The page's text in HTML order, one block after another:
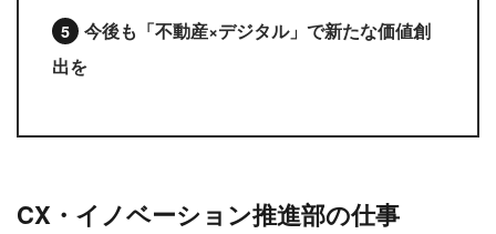
今後も「不動産×デジタル」で新たな価値創
出を
CX・イノベーション推進部の仕事